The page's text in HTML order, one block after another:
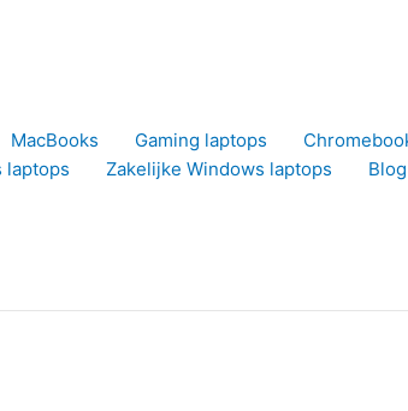
MacBooks Gaming laptops
laptops
Zakelijke Windows laptops Blog